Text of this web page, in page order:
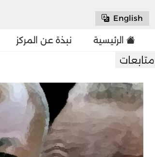
English
الرئيسية نبذة عن المركز